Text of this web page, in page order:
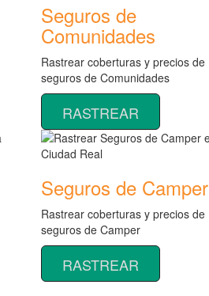
Seguros de
Comunidades
Rastrear coberturas y precios de
seguros de Comunidades
RASTREAR
Seguros de Camper
Rastrear coberturas y precios de
seguros de Camper
RASTREAR